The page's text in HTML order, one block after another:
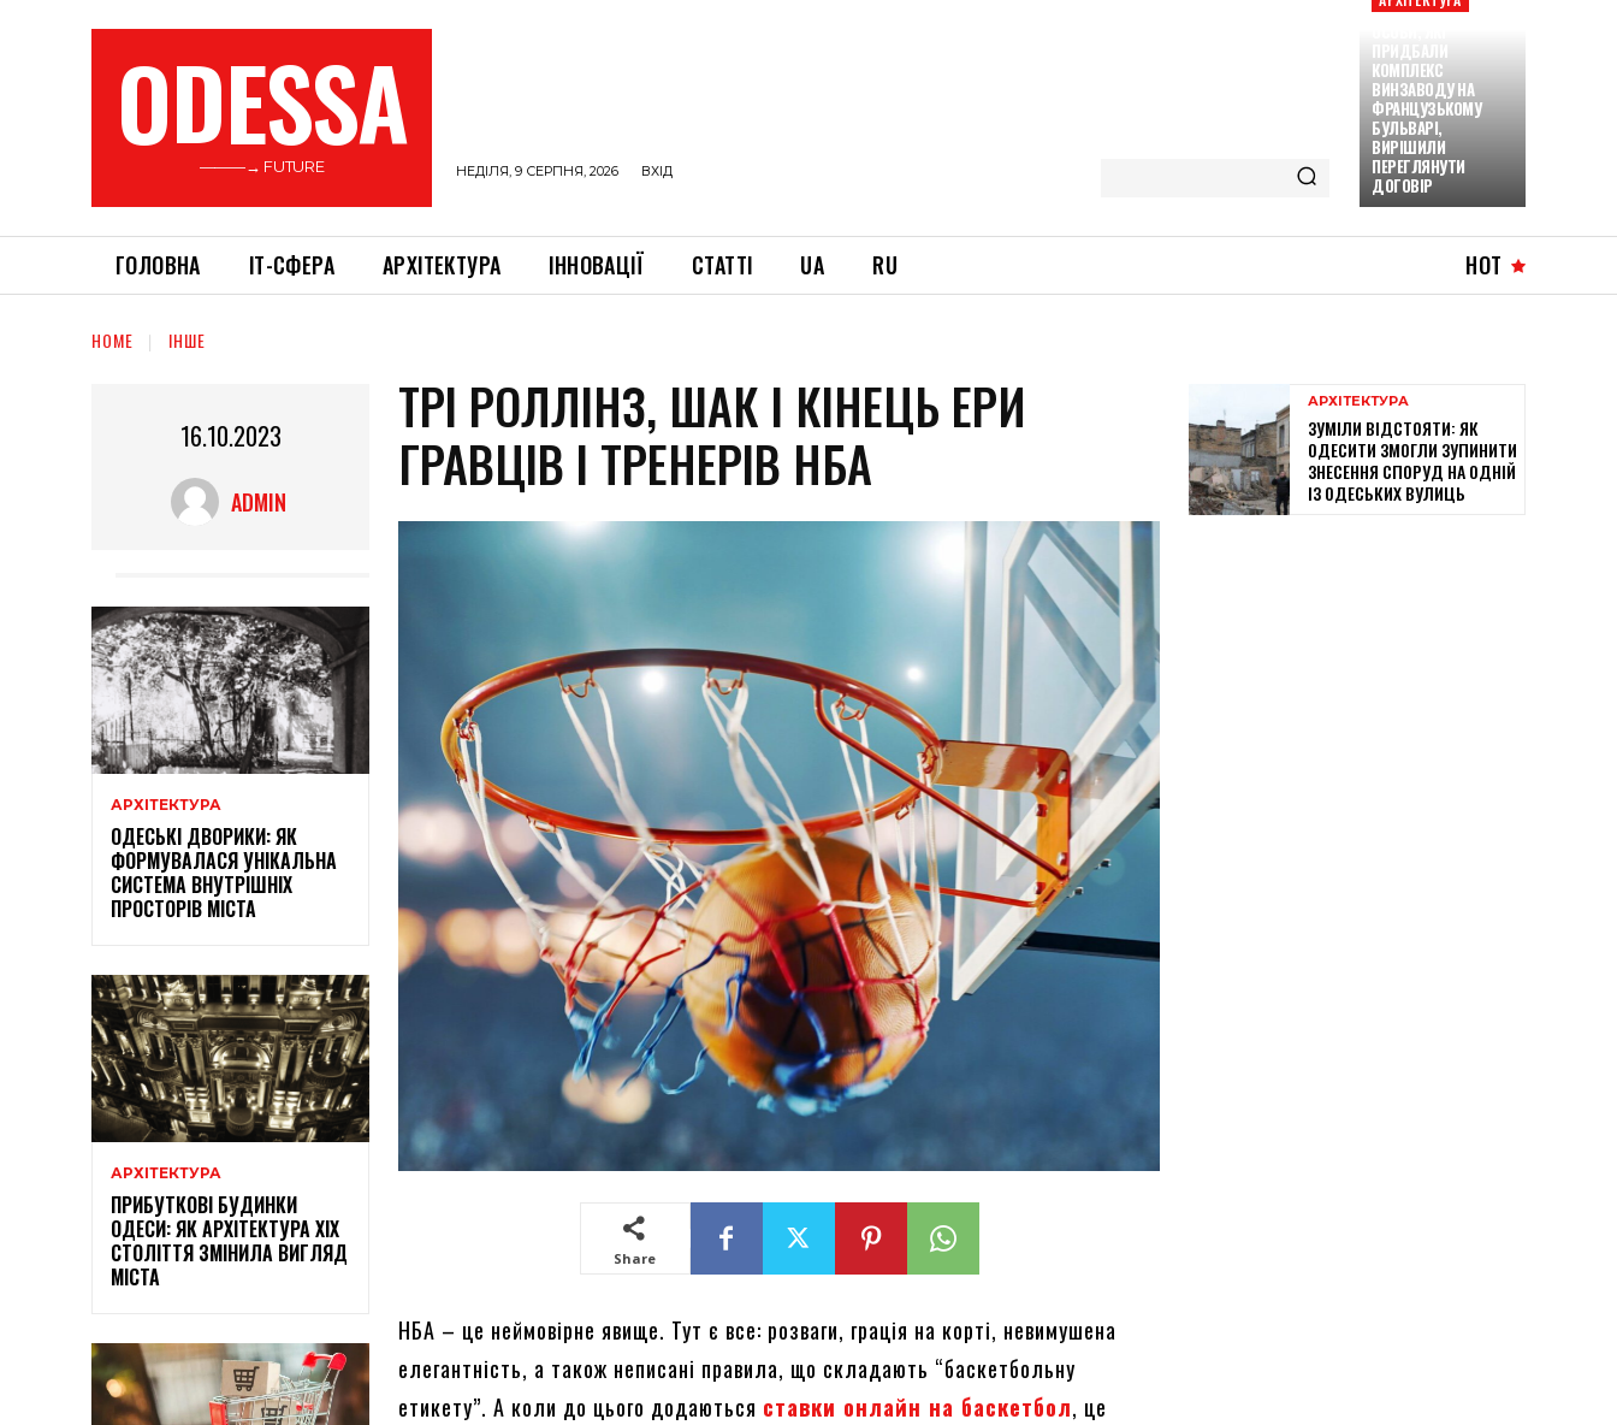
ODESSA
———→ FUTURE НЕДІЛЯ, 9 СЕРПНЯ, 2026 ВХІД
ПРИДБАЛИ
КОМПЛЕКС
ВИНЗАВОДУ НА
ФРАНЦУЗЬКОМУ
БУЛЬВАРІ,
ВИРІШИЛИ
ПЕРЕГЛЯНУТИ
ДОГОВІР
ГОЛОВНА ІТ-СФЕРА АРХІТЕКТУРА ІННОВАЦІЇ СТАТТІ UA RU HOT
HOME ІНШЕ
16.10.2023
ADMIN
АРХІТЕКТУРА
ОДЕСЬКІ ДВОРИКИ: ЯК
ФОРМУВАЛАСЯ УНІКАЛЬНА
СИСТЕМА ВНУТРІШНІХ
ПРОСТОРІВ МІСТА
АРХІТЕКТУРА
ПРИБУТКОВІ БУДИНКИ
ОДЕСИ: ЯК АРХІТЕКТУРА XIX
СТОЛІТТЯ ЗМІНИЛА ВИГЛЯД
МІСТА
ТРІ РОЛЛІНЗ, ШАК І КІНЕЦЬ ЕРИ
ГРАВЦІВ І ТРЕНЕРІВ НБА
Share
НБА – це неймовірне явище. Тут є все: розваги, грація на корті, невимушена
елегантність, а також неписані правила, що складають “баскетбольну
етикету”. А коли до цього додаються ставки онлайн на баскетбол, це
АРХІТЕКТУРА
ЗУМІЛИ ВІДСТОЯТИ: ЯК
ОДЕСИТИ ЗМОГЛИ ЗУПИНИТИ
ЗНЕСЕННЯ СПОРУД НА ОДНІЙ
ІЗ ОДЕСЬКИХ ВУЛИЦЬ